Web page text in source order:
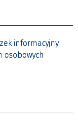
informacyjny
osobowych